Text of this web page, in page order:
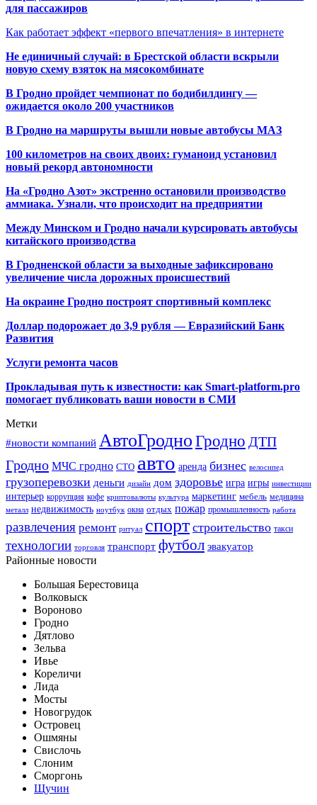
для пассажиров
Как работает эффект «первого впечатления» в интернете
Не единичный случай: в Брестской области вскрыли
новую схему взяток на мясокомбинате
В Гродно пройдет чемпионат по бодибилдингу —
ожидается около 200 участников
В Гродно на маршруты вышли новые автобусы МАЗ
100 километров на своих двоих: гуманоид установил
новый рекорд автономности
На «Гродно Азот» экстренно остановили производство
аммиака. Узнали, что происходит на предприятии
Между Минском и Гродно начали курсировать автобусы
китайского производства
В Гродненской области за выходные зафиксировано
увеличение числа дорожных происшествий
На окраине Гродно построят спортивный комплекс
Доллар подорожает до 3,9 рубля — Евразийский Банк
Развития
Услуги ремонта часов
Прокладывая путь к известности: как Smart-platform.pro
помогает публиковать ваши новости в СМИ
Метки
#новости компаний АвтоГродноГродно ДТП
Гродно МЧС гродно СТО авто аренда бизнес велосипед
грузоперевозки деньги дизайн дом здоровье игра игры инвестиции
интерьер коррупция кофе криптовалюты культура маркетинг мебель медицина
металл недвижимость ноутбук окна отдых пожар промышленность работа
развлечения ремонт ритуал спорт строительство такси
технологии торговля транспорт футбол эвакуатор
Районные новости
Большая Берестовица
Волковыск
Вороново
Гродно
Дятлово
Зельва
Ивье
Кореличи
Лида
Мосты
Новогрудок
Островец
Ошмяны
Свислочь
Слоним
Сморгонь
Щучин